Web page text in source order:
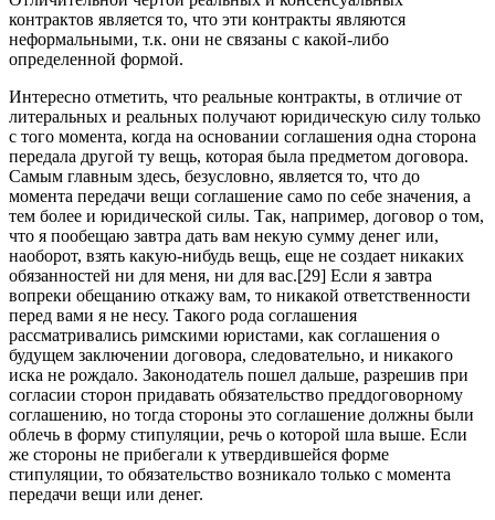
контрактов является то, что эти контракты являются
неформальными, т.к. они не связаны с какой-либо
определенной формой.
Интересно отметить, что реальные контракты, в отличие от
литеральных и реальных получают юридическую силу только
с того момента, когда на основании соглашения одна сторона
передала другой ту вещь, которая была предметом договора.
Самым главным здесь, безусловно, является то, что до
момента передачи вещи соглашение само по себе значения, а
тем более и юридической силы. Так, например, договор о том,
что я пообещаю завтра дать вам некую сумму денег или,
наоборот, взять какую-нибудь вещь, еще не создает никаких
обязанностей ни для меня, ни для вас.[29] Если я завтра
вопреки обещанию откажу вам, то никакой ответственности
перед вами я не несу. Такого рода соглашения
рассматривались римскими юристами, как соглашения о
будущем заключении договора, следовательно, и никакого
иска не рождало. Законодатель пошел дальше, разрешив при
согласии сторон придавать обязательство преддоговорному
соглашению, но тогда стороны это соглашение должны были
облечь в форму стипуляции, речь о которой шла выше. Если
же стороны не прибегали к утвердившейся форме
стипуляции, то обязательство возникало только с момента
передачи вещи или денег.